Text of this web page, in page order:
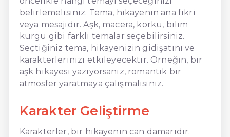
belirlemelisiniz. Tema, hikayenin ana fikri
veya mesajıdır. Aşk, macera, korku, bilim
kurgu gibi farklı temalar seçebilirsiniz.
Seçtiğiniz tema, hikayenizin gidişatını ve
karakterlerinizi etkileyecektir. Örneğin, bir
aşk hikayesi yazıyorsanız, romantik bir
atmosfer yaratmaya çalışmalısınız.
Karakter Geliştirme
Karakterler, bir hikayenin can damarıdır.